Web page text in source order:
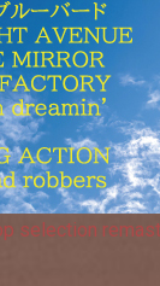
selection